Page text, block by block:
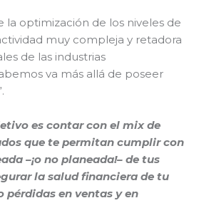
la optimización de los niveles de
muy compleja y retadora
de las industrias
va más allá de poseer
es contar con el mix de
que te permitan cumplir con
–¡o no planeada!– de tus
la salud financiera de tu
pérdidas en ventas y en